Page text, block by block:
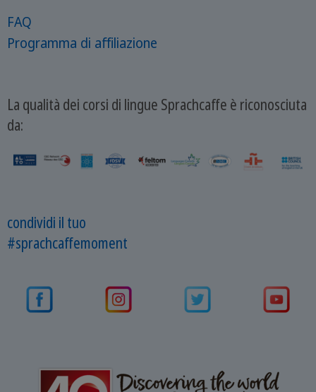
FAQ
Programma di affiliazione
La qualità dei corsi di lingue Sprachcaffe è riconosciuta
da:
condividi il tuo
#sprachcaffemoment